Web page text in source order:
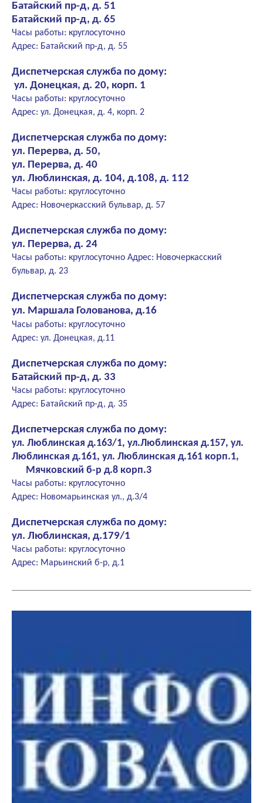
Батайский пр-д, д. 51
Батайский пр-д, д. 65
Часы работы: круглосуточно
Адрес: Батайский пр-д, д. 55
Диспетчерская служба по дому:
ул. Донецкая, д. 20, корп. 1
Часы работы: круглосуточно
Адрес: ул. Донецкая, д. 4, корп. 2
Диспетчерская служба по дому:
ул. Перерва, д. 50,
ул. Перерва, д. 40
ул. Люблинская, д. 104, д.108, д. 112
Часы работы: круглосуточно
Адрес: Новочеркасский бульвар, д. 57
Диспетчерская служба по дому:
ул. Перерва, д. 24
Часы работы: круглосуточно Адрес: Новочеркасский
бульвар, д. 23
Диспетчерская служба по дому:
ул. Маршала Голованова, д.16
Часы работы: круглосуточно
Адрес: ул. Донецкая, д.11
Диспетчерская служба по дому:
Батайский пр-д, д. 33
Часы работы: круглосуточно
Адрес: Батайский пр-д, д. 35
Диспетчерская служба по дому:
ул. Люблинская д.163/1, ул.Люблинская д.157, ул.
Люблинская д.161, ул. Люблинская д.161 корп.1,
Мячковский б-р д.8 корп.3
Часы работы: круглосуточно
Адрес: Новомарьинская ул., д.3/4
Диспетчерская служба по дому:
ул. Люблинская, д.179/1
Часы работы: круглосуточно
Адрес: Марьинский б-р, д.1